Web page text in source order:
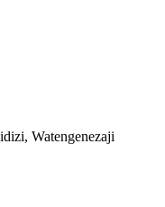
Watengenezaji